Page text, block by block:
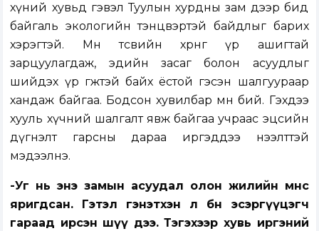
хүний хувьд гэвэл Туулын хурдны зам дээр бид
байгаль экологийн тэнцвэртэй байдлыг барих
хэрэгтэй. Мөн төсвийн хөрөнгө үр ашигтай
зарцуулагдаж, эдийн засаг болон асуудлыг
шийдэх үр өгөөжтэй байх ёстой гэсэн шалгуураар
хандаж байгаа. Бодсон хувилбар мөн бий. Гэхдээ
хууль хүчний шалгалт явж байгаа учраас эцсийн
дүгнэлт гарсны дараа иргэддээ нээлттэй
мэдээлнэ.
-Уг нь энэ замын асуудал олон жилийн өмнөөс
яригдсан. Гэтэл гэнэтхэн л бөөн эсэргүүцэгч
гараад ирсэн шүү дээ. Тэгэхээр хувь иргэний